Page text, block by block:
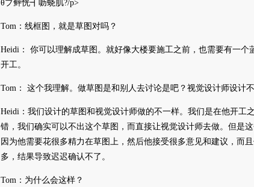
θプ鲆恍┫呖蛲肌?/p>
Tom：线框图，就是草图对吗？
Heidi： 你可以理解成草图。就好像大楼要施工之前，也需要有一个
开工。
Tom： 这个我理解。做草图是和别人去讨论是吧？视觉设计师设计
Heidi：我们设计的草图和视觉设计师做的不一样。我们是在他开工
错，我们确实可以不出这个草图，而直接让视觉设计师去做。但是
因为他需要花很多精力在草图上，然后他接受很多意见和建议，而
多，结果导致迟迟确认不了。
Tom：为什么会这样？